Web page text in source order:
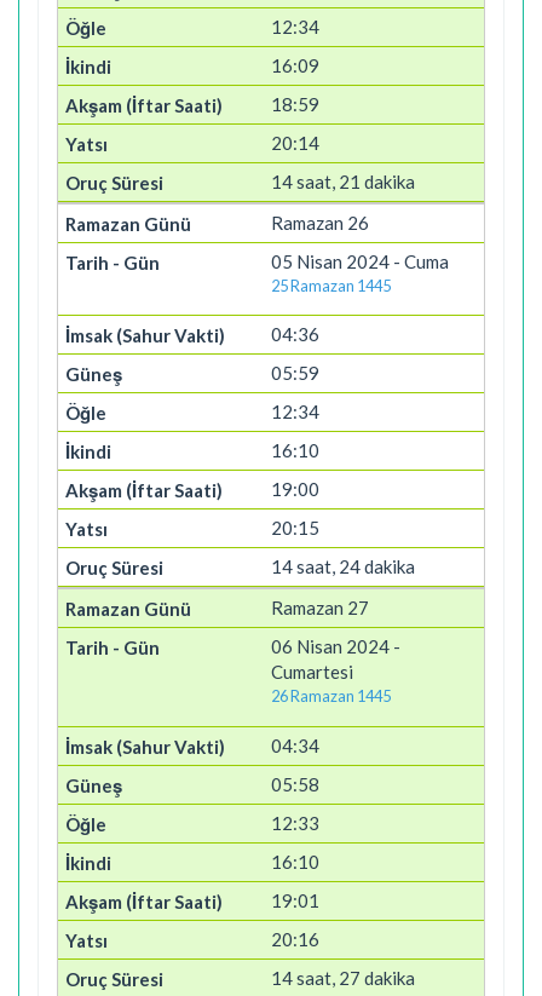
12:34
16:09
18:59
20:14
14 saat, 21 dakika
Ramazan 26
05 Nisan 2024 - Cuma
25 Ramazan 1445
04:36
05:59
12:34
16:10
19:00
20:15
14 saat, 24 dakika
Ramazan 27
06 Nisan 2024 -
Cumartesi
26 Ramazan 1445
04:34
05:58
12:33
16:10
19:01
20:16
14 saat, 27 dakika